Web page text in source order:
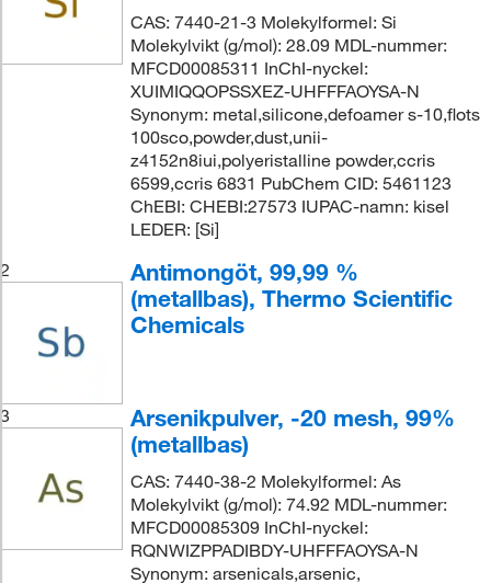
CAS: 7440-21-3 Molekylformel: Si
Molekylvikt (g/mol): 28.09 MDL-nummer:
MFCD00085311 InChI-nyckel:
XUIMIQQOPSSXEZ-UHFFFAOYSA-N
Synonym: metal,silicone,defoamer s-10,flots
100sco,powder,dust,unii-
z4152n8iui,polyeristalline powder,ccris
6599,ccris 6831 PubChem CID: 5461123
ChEBI: CHEBI:27573 IUPAC-namn: kisel
LEDER: [Si]
2
Antimongöt, 99,99 %
(metallbas), Thermo Scientific
Chemicals
3
Arsenikpulver, -20 mesh, 99%
(metallbas)
CAS: 7440-38-2 Molekylformel: As
Molekylvikt (g/mol): 74.92 MDL-nummer:
MFCD00085309 InChI-nyckel:
RQNWIZPPADIBDY-UHFFFAOYSA-N
Synonym: arsenicals,arsenic,